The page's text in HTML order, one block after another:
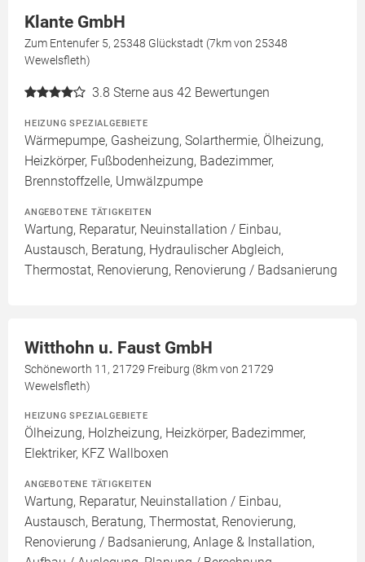
Klante GmbH
Zum Entenufer 5, 25348 Glückstadt (7km von 25348
Wewelsfleth)
3.8 Sterne aus 42 Bewertungen
HEIZUNG SPEZIALGEBIETE
Wärmepumpe, Gasheizung, Solarthermie, Ölheizung,
Heizkörper, Fußbodenheizung, Badezimmer,
Brennstoffzelle, Umwälzpumpe
ANGEBOTENE TÄTIGKEITEN
Wartung, Reparatur, Neuinstallation / Einbau,
Austausch, Beratung, Hydraulischer Abgleich,
Thermostat, Renovierung, Renovierung / Badsanierung
Witthohn u. Faust GmbH
Schöneworth 11, 21729 Freiburg (8km von 21729
Wewelsfleth)
HEIZUNG SPEZIALGEBIETE
Ölheizung, Holzheizung, Heizkörper, Badezimmer,
Elektriker, KFZ Wallboxen
ANGEBOTENE TÄTIGKEITEN
Wartung, Reparatur, Neuinstallation / Einbau,
Austausch, Beratung, Thermostat, Renovierung,
Renovierung / Badsanierung, Anlage & Installation,